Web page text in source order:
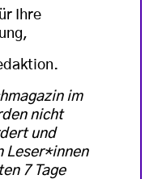
Ihre
im
nicht
und
Leser*innen
7 Tage